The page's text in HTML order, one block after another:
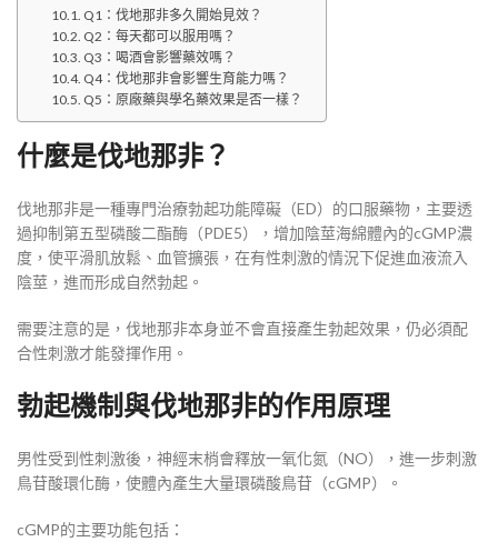
Q1：伐地那非多久開始見效？
Q2：每天都可以服用嗎？
Q3：喝酒會影響藥效嗎？
Q4：伐地那非會影響生育能力嗎？
Q5：原廠藥與學名藥效果是否一樣？
什麼是伐地那非？
伐地那非是一種專門治療勃起功能障礙（ED）的口服藥物，主要透
過抑制第五型磷酸二酯酶（PDE5），增加陰莖海綿體內的cGMP濃
度，使平滑肌放鬆、血管擴張，在有性刺激的情況下促進血液流入
陰莖，進而形成自然勃起。
需要注意的是，伐地那非本身並不會直接產生勃起效果，仍必須配
合性刺激才能發揮作用。
勃起機制與伐地那非的作用原理
男性受到性刺激後，神經末梢會釋放一氧化氮（NO），進一步刺激
鳥苷酸環化酶，使體內產生大量環磷酸鳥苷（cGMP）。
cGMP的主要功能包括：